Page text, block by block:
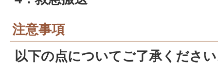
注意事項
以下の点についてご了承くださ